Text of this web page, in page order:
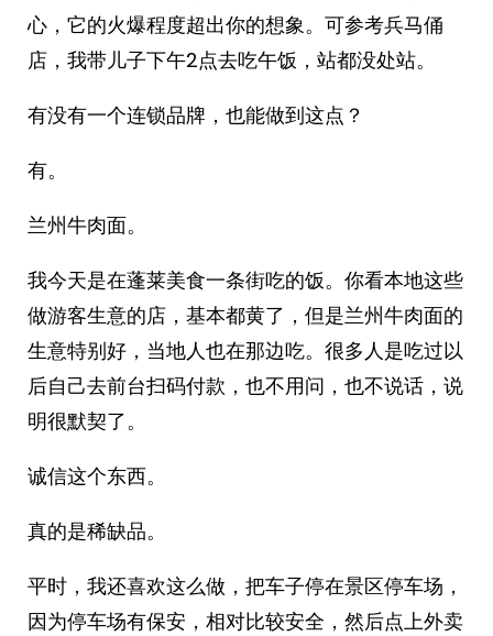
心，它的火爆程度超出你的想象。可参考兵马俑
店，我带儿子下午2点去吃午饭，站都没处站。
有没有一个连锁品牌，也能做到这点？
有。
兰州牛肉面。
我今天是在蓬莱美食一条街吃的饭。你看本地这些
做游客生意的店，基本都黄了，但是兰州牛肉面的
生意特别好，当地人也在那边吃。很多人是吃过以
后自己去前台扫码付款，也不用问，也不说话，说
明很默契了。
诚信这个东西。
真的是稀缺品。
平时，我还喜欢这么做，把车子停在景区停车场，
因为停车场有保安，相对比较安全，然后点上外卖